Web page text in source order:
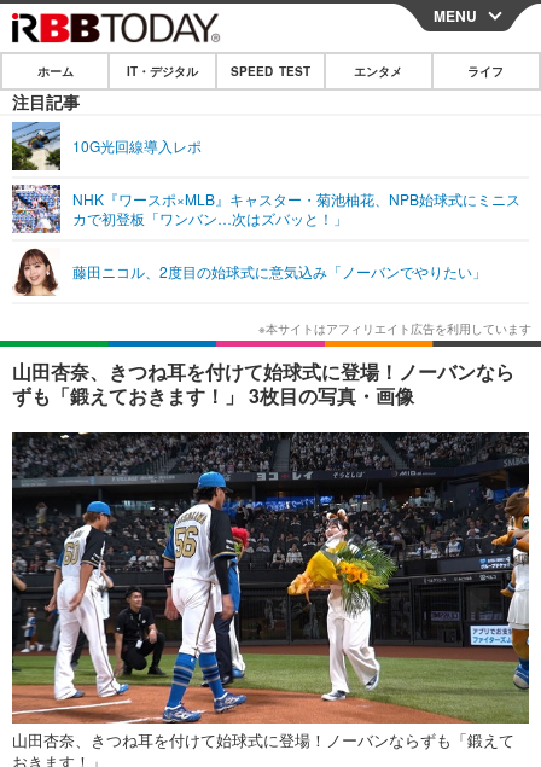
CLOSE
ホーム
IT・デジタル
ネタ ガジェット・ツール
ショッピング その他
SPEED TEST
エンタメ
エンタメTOP 映画・ドラマ
韓国・芸能
音楽 スポーツ
ショッピング その他
ライフ
ライフTOP グルメ
ペット ショッピング
その他
リリース一覧
プッシュ通知の停止方法
MENU
ホーム IT・デジタル SPEED TEST エンタメ ライフ
注目記事
10G光回線導入レポ
NHK『ワースポ×MLB』キャスター・菊池柚花、NPB始球式にミニス
カで初登板「ワンバン…次はズバッと！」
藤田ニコル、2度目の始球式に意気込み「ノーバンでやりたい」
山田杏奈、きつね耳を付けて始球式に登場！ノーバンなら
ずも「鍛えておきます！」 3枚目の写真・画像
山田杏奈、きつね耳を付けて始球式に登場！ノーバンならずも「鍛えて
おきます！」